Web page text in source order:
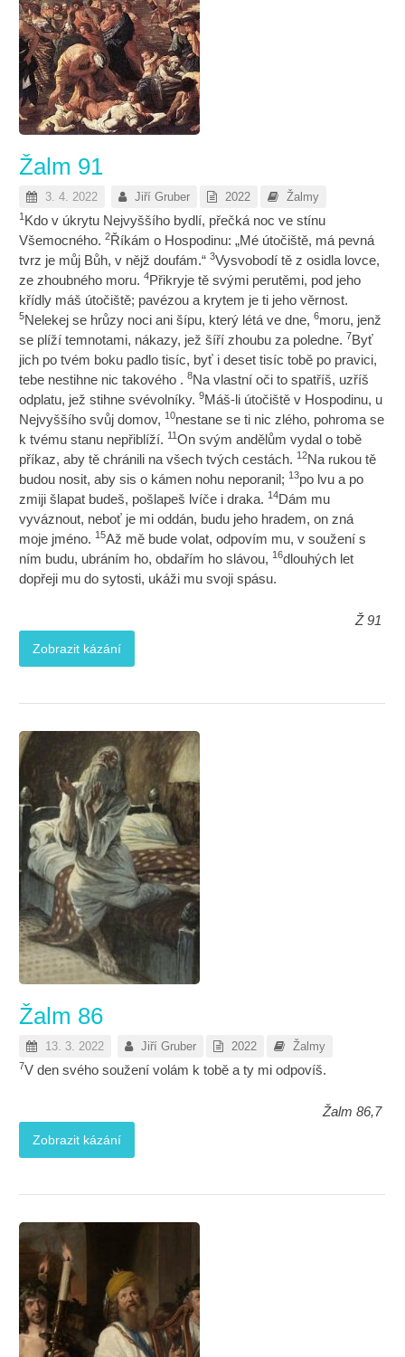
Žalm 91
3. 4. 2022 Jiří Gruber 2022 Žalmy
1 Kdo v úkrytu Nejvyššího bydlí, přečká noc ve stínu
Všemocného.2Říkám o Hospodinu: „Mé útočiště, má pevná
tvrz je můj Bůh, v nějž doufám.“3Vysvobodí tě z osidla lovce,
ze zhoubného moru.4Přikryje tě svými perutěmi, pod jeho
křídly máš útočiště; pavézou a krytem je ti jeho věrnost.
5Nelekej se hrůzy noci ani šípu, který létá ve dne,6moru, jenž
se plíží temnotami, nákazy, jež šíří zhoubu za poledne. 7Byť
jich po tvém boku padlo tisíc, byť i deset tisíc tobě po pravici,
tebe nestihne nic takového .8Na vlastní oči to spatříš, uzříš
odplatu, jež stihne svévolníky.9Máš-li útočiště v Hospodinu, u
Nejvyššího svůj domov,10nestane se ti nic zlého, pohroma se
k tvému stanu nepřiblíží.11 On svým andělům vydal o tobě
příkaz, aby tě chránili na všech tvých cestách.12Na rukou tě
budou nosit, aby sis o kámen nohu neporanil;13po lvu a po
zmiji šlapat budeš, pošlapeš lvíče i draka.14Dám mu
vyváznout, neboť je mi oddán, budu jeho hradem, on zná
moje jméno.15Až mě bude volat, odpovím mu, v soužení s
ním budu, ubráním ho, obdařím ho slávou,16dlouhých let
dopřeji mu do sytosti, ukáži mu svoji spásu.
Ž 91
Zobrazit kázání
Žalm 86
13. 3. 2022 Jiří Gruber 2022 Žalmy
7V den svého soužení volám k tobě a ty mi odpovíš.
Žalm 86,7
Zobrazit kázání